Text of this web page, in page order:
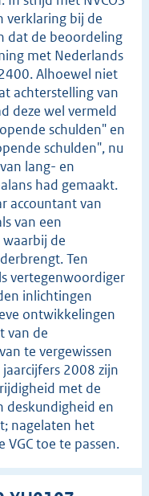
verklaring bij de
dat de beoordeling
met Nederlands
Alhoewel niet
achterstelling van
deze wel vermeld
schulden" en
schulden", nu
lang- en
had gemaakt.
accountant van
van een
de
Ten
vertegenwoordiger
inlichtingen
ontwikkelingen
van de
te vergewissen
2008 zijn
met de
deskundigheid en
nagelaten het
toe te passen.